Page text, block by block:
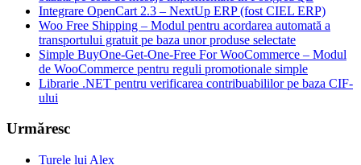
Integrare OpenCart 2.3 – NextUp ERP (fost CIEL ERP)
Woo Free Shipping – Modul pentru acordarea automată a
transportului gratuit pe baza unor produse selectate
Simple BuyOne-Get-One-Free For WooCommerce – Modul
de WooCommerce pentru reguli promotionale simple
Librarie .NET pentru verificarea contribuabililor pe baza CIF-
ului
Urmăresc
Turele lui Alex